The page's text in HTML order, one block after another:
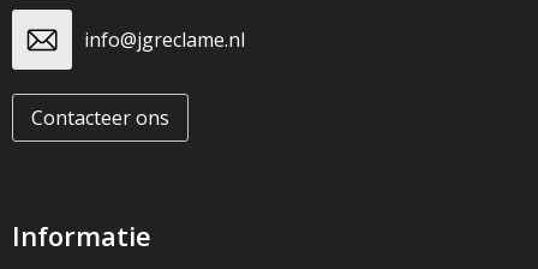
info@jgreclame.nl
Contacteer ons
Informatie